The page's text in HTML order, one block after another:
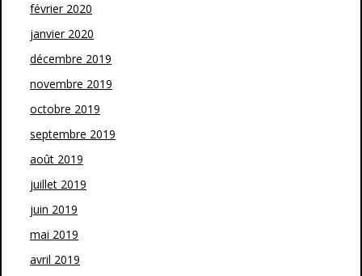
février 2020
janvier 2020
décembre 2019
novembre 2019
octobre 2019
septembre 2019
août 2019
juillet 2019
juin 2019
mai 2019
avril 2019